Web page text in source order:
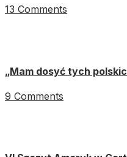
13 Comments
„Mam dosyć tych
9 Comments